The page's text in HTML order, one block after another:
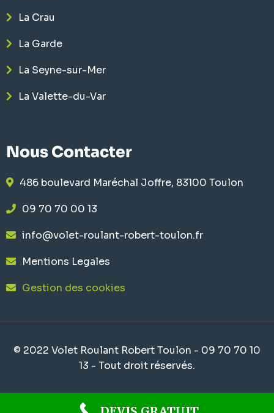
La Crau
La Garde
La Seyne-sur-Mer
La Valette-du-Var
Nous Contacter
486 boulevard Maréchal Joffre, 83100 Toulon
09 70 70 00 13
info@volet-roulant-robert-toulon.fr
Mentions Legales
Gestion des cookies
© 2022 Volet Roulant Robert Toulon - 09 70 70 10
13 - Tout droit réservés.